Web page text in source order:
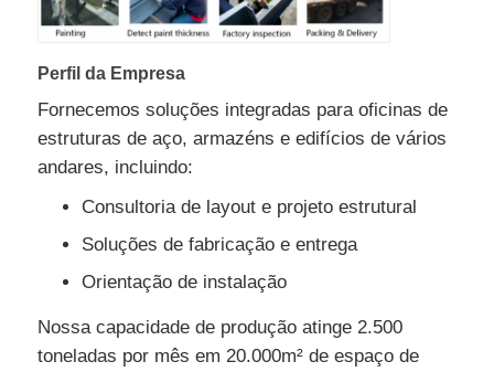
Perfil da Empresa
Fornecemos soluções integradas para oficinas de
estruturas de aço, armazéns e edifícios de vários
andares, incluindo:
Consultoria de layout e projeto estrutural
Soluções de fabricação e entrega
Orientação de instalação
Nossa capacidade de produção atinge 2.500
toneladas por mês em 20.000m² de espaço de